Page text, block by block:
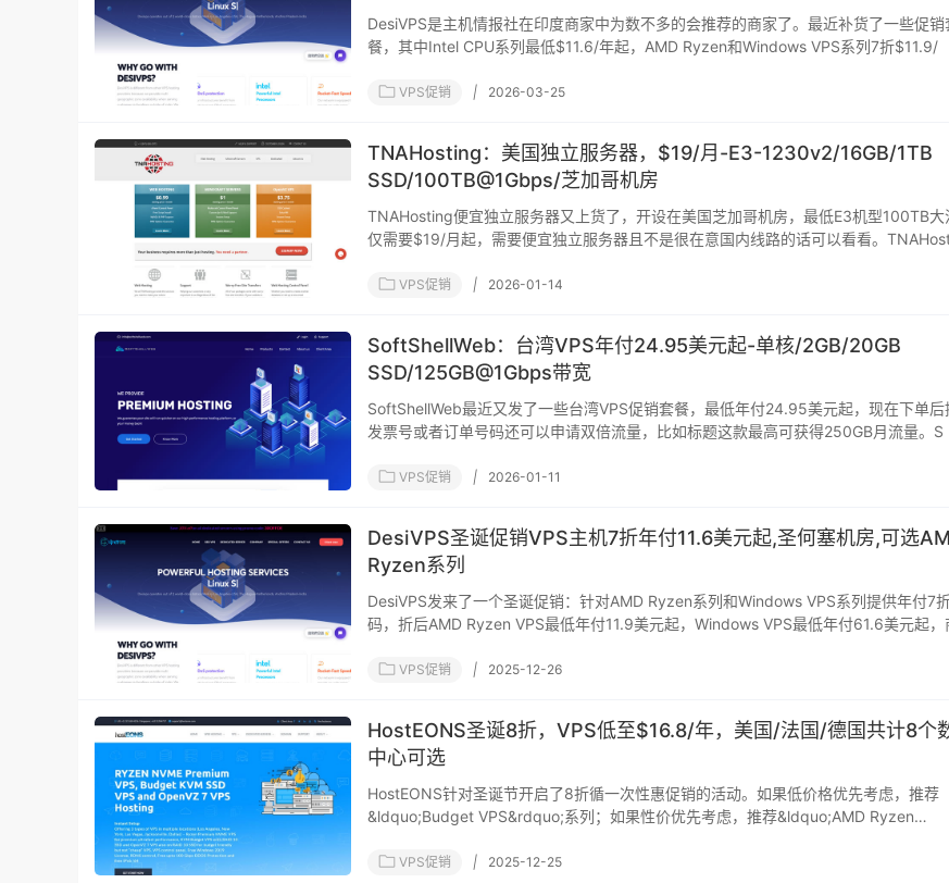
DesiVPS是主机情报社在印度商家中为数不多的会推荐的商家了。最近补货了一些促销
餐，其中Intel CPU系列最低$11.6/年起，AMD Ryzen和Windows VPS系列7折$11.9/
VPS促销 | 2026-03-25
TNAHosting：美国独立服务器，$19/月-E3-1230v2/16GB/1TB
SSD/100TB@1Gbps/芝加哥机房
TNAHosting便宜独立服务器又上货了，开设在美国芝加哥机房，最低E3机型100TB大
仅需要$19/月起，需要便宜独立服务器且不是很在意国内线路的话可以看看。
VPS促销 | 2026-01-14
SoftShellWeb：台湾VPS年付24.95美元起-单核/2GB/20GB
SSD/125GB@1Gbps带宽
SoftShellWeb最近又发了一些台湾VPS促销套餐，最低年付24.95美元起，现在下单后
发票号或者订单号码还可以申请双倍流量，比如标题这款最高可获得250GB月流量。S
VPS促销 | 2026-01-11
DesiVPS圣诞促销VPS主机7折年付11.6美元起,圣何塞机房,可选
Ryzen系列
DesiVPS发来了一个圣诞促销：针对AMD Ryzen系列和Windows VPS系列提供年付7
码，折后AMD Ryzen VPS最低年付11.9美元起，Windows VPS最低年付61.6美元起，
VPS促销 | 2025-12-26
HostEONS圣诞8折，VPS低至$16.8/年，美国/法国/德国共计8个
中心可选
HostEONS针对圣诞节开启了8折循一次性惠促销的活动。如果低价格优先考虑，推荐
&ldquo;Budget VPS&rdquo;系列；如果性价优先考虑，推荐&ldquo;AMD Ryzen
VPS促销 | 2025-12-25